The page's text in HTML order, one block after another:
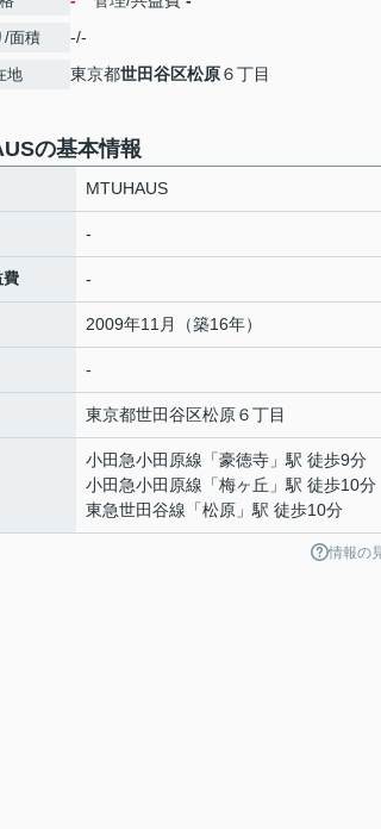
/面積 -/-
地 東京都世田谷区松原６丁目
の基本情報
MTUHAUS
-
費 -
2009年11月（築16年）
-
東京都世田谷区松原６丁目
小田急小田原線 「豪徳寺 」駅 徒歩9分
小田急小田原線 「梅ヶ丘 」駅 徒歩10分
東急世田谷線 「松原 」駅 徒歩10分
情報の